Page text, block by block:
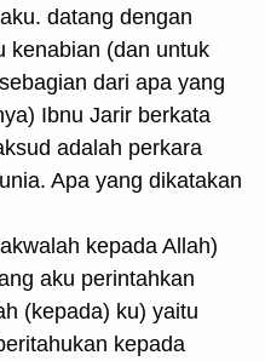
datang dengan
kenabian (dan untuk
dari apa yang
Ibnu Jarir berkata
adalah perkara
Apa yang dikatakan
kepada Allah)
aku perintahkan
(kepada) ku) yaitu
kepada